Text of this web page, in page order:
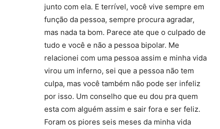
junto com ela. E terrível, você vive sempre em
função da pessoa, sempre procura agradar,
mas nada ta bom. Parece ate que o culpado de
tudo e você e não a pessoa bipolar. Me
relacionei com uma pessoa assim e minha vida
virou um inferno, sei que a pessoa não tem
culpa, mas você também não pode ser infeliz
por isso. Um conselho que eu dou pra quem
esta com alguém assim e sair fora e ser feliz.
Foram os piores seis meses da minha vida